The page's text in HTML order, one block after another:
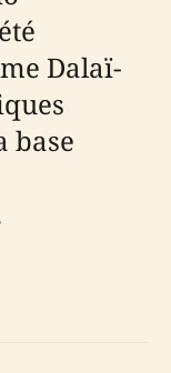
Dalaï-
base